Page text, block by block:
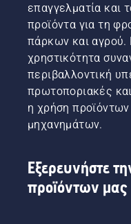
επαγγελματία και
προϊόντα για τη
πάρκων και αγρού.
χρηστικότητα
περιβαλλοντική
πρωτοποριακές
η χρήση
μηχανημάτων.
Εξερευνήστε
προϊόντων μας